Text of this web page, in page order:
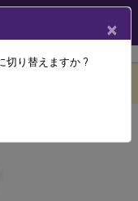
2212
ルを処理す
×
切り替えますか ?